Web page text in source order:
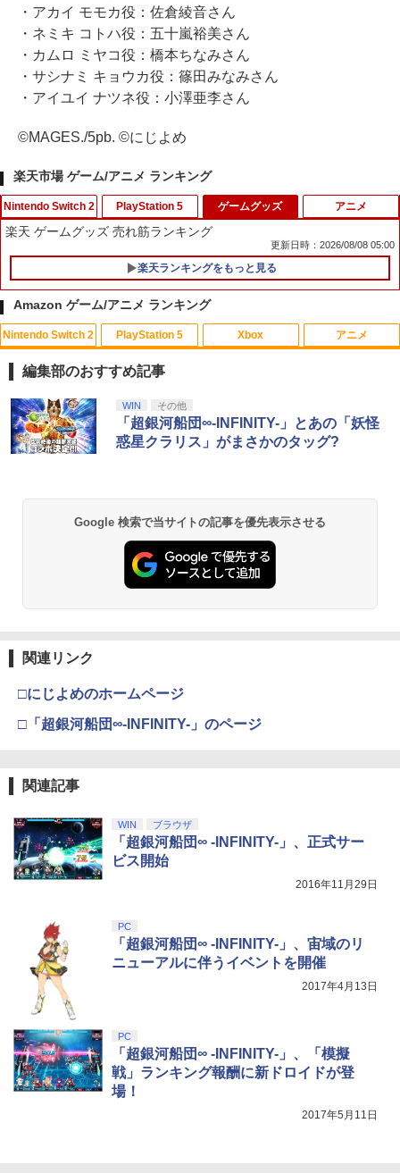
・アカイ モモカ役：佐倉綾音さん
・ネミキ コトハ役：五十嵐裕美さん
・カムロ ミヤコ役：橋本ちなみさん
・サシナミ キョウカ役：篠田みなみさん
・アイユイ ナツネ役：小澤亜李さん
©MAGES./5pb. ©にじよめ
楽天市場 ゲーム/アニメ ランキング
Nintendo Switch 2
1
Switch2 保護フィルム スイッチ2 保護フ
ィルム switch2 フィルム Switch2 ガラ
スフィルム スイッチ2 フィルム ガイド
貼り付け キット カバー Switch 2 本体
アクセサリー Nintendo Switch2 ケース
可 透明 ブルーライト カット 99％ FIRM
E
￥1,000
GATE 変移空間のオクテット」DLC)
￥7,293
オブ ザ ワイルド Nintendo Switch 2 Ed
5
SanDisk サンディスク microSD Expres
s Card 256GB for Nintendo Switch 2
BEE-A-SD01A Switch2 microSDカード
メモリーカード 国内正規品 4523052030
185
PlayStation 5 ゲームグッズ
楽天 ゲームグッズ 売れ筋ランキング
更新日時：2026/08/08 05:00
楽天ランキングをもっと見る
アニメ
Amazon ゲーム/アニメ ランキング
Nintendo Switch 2
1
スプラトゥーン レイダース|オンライン
コード版
スプラトゥーン レイダース -Switch2
￥6,449
3
￥55,871
4
￥9,000
ニンテンドープリペイド番号 5000円|オ
￥5,000
PlayStation 5
1
PlayStation 5 デジタル・エディション
日本語専用 Console Language: Japan
ese only (CFI-2200B01)
プロダクトコード 封入
￥7,286
3
￥10,737
￥10,737
Xbox
1
【純正品】Xbox ワイヤレス コントロー
ラー + USB-C® ケーブル
【純正品】Xbox ワイヤレス コントロー
￥7,681
5
【国内正規品】Thrustmaster スラスト
マスター TH8S シフター - PC、PS4、P
￥14,141
アニメ
1
劇場版「鬼滅の刃」無限城編 第一章 猗
窩座再来 通常版 [Blu-ray]
劇場版「鬼滅の刃」無限城編 第一章 猗
窩座再来 通常版 [DVD]
￥3,523
3
ナル三方背収納ケース付きコレクション)
(オリジナル特典:オリジナル巾着＋メー
カー特典:【坤と離】二振りの剣、十翼よ
り来たる！スタジオ描き下ろしイラスト
4
劇場版「鬼滅の刃」無限城編 第一章 猗
窩座再来 完全生産限定版 [Blu-ray]
5
【Amazon.co.jp限定】劇場版モノノ怪
第三章 蛇神 (オリジナル特典:オリジナル
￥8,800
編集部のおすすめ記事
WIN その他
「超銀河船団∞-INFINITY-」とあの「妖怪
惑星クラリス」がまさかのタッグ?
Google 検索で当サイトの記事を優先表示させる
関連リンク
□にじよめのホームページ
□「超銀河船団∞-INFINITY-」のページ
関連記事
WIN ブラウザ
「超銀河船団∞ -INFINITY-」、正式サー
ビス開始
2016年11月29日
PC
「超銀河船団∞ -INFINITY-」、宙域のリ
ニューアルに伴うイベントを開催
2017年4月13日
PC
「超銀河船団∞ -INFINITY-」、「模擬
戦」ランキング報酬に新ドロイドが登
場！
2017年5月11日